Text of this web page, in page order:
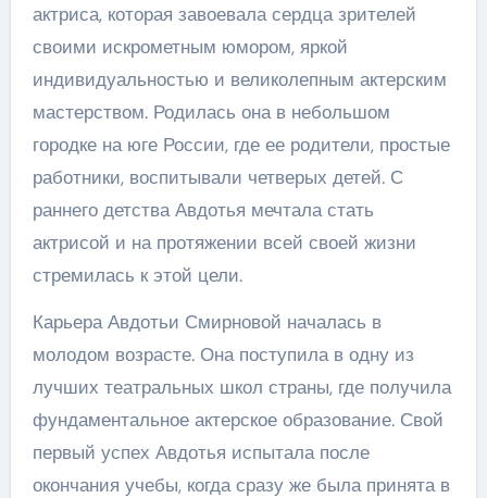
актриса, которая завоевала сердца зрителей
своими искрометным юмором, яркой
индивидуальностью и великолепным актерским
мастерством. Родилась она в небольшом
городке на юге России, где ее родители, простые
работники, воспитывали четверых детей. С
раннего детства Авдотья мечтала стать
актрисой и на протяжении всей своей жизни
стремилась к этой цели.
Карьера Авдотьи Смирновой началась в
молодом возрасте. Она поступила в одну из
лучших театральных школ страны, где получила
фундаментальное актерское образование. Свой
первый успех Авдотья испытала после
окончания учебы, когда сразу же была принята в